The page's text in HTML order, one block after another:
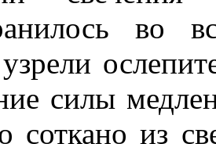
во
силы
соткано из